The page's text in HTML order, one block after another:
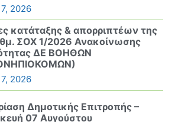
2026
κατάταξης & απορριπτέων της
ΣΟΧ 1/2026 Ανακοίνωσης
ΔΕ ΒΟΗΘΩΝ
2026
Δημοτικής Επιτροπής –
07 Αυγούστου